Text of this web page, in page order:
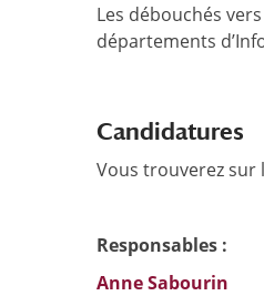
Les débouchés
départements
Candidatures
Vous trouverez sur
Responsables :
Anne Sabourin